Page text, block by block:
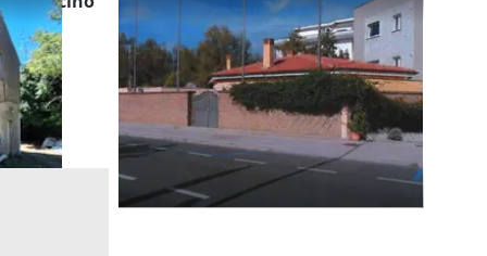
Francavilla al Mare (Chieti)
Offerta minima
240.000 €
30/09/2026